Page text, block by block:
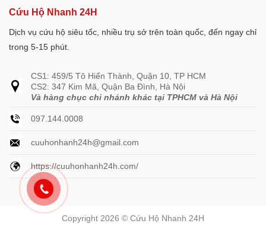
Cứu Hộ Nhanh 24H
Dịch vụ cứu hộ siêu tốc, nhiều trụ sở trên toàn quốc, đến ngay chỉ
trong 5-15 phút.
CS1: 459/5 Tô Hiến Thành, Quận 10, TP HCM
CS2: 347 Kim Mã, Quận Ba Đình, Hà Nội
Và hàng chục chi nhánh khác tại TPHCM và Hà Nội
097.144.0008
cuuhonhanh24h@gmail.com
https://cuuhonhanh24h.com/
Copyright 2026 © Cứu Hộ Nhanh 24H